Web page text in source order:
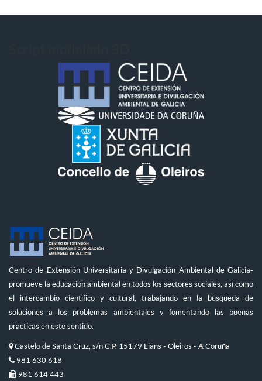
Centro de Extensión Universitaria y Divulgación Ambiental de Galicia-
promueve la educación ambiental en todos los sectores sociales, así como
el intercambio científico y cultural, trabajando en la búsqueda de
soluciones a los problemas ambientales y fomentando las buenas
prácticas en este sentido.
Castelo de Santa Cruz, s/n C.P. 15179 Liáns - Oleiros - A Coruña
981 630 618
981 614 443